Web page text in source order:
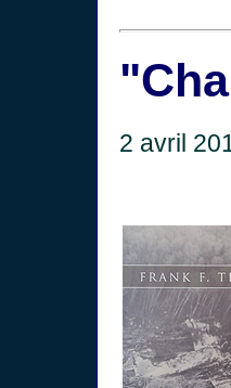
2 avril